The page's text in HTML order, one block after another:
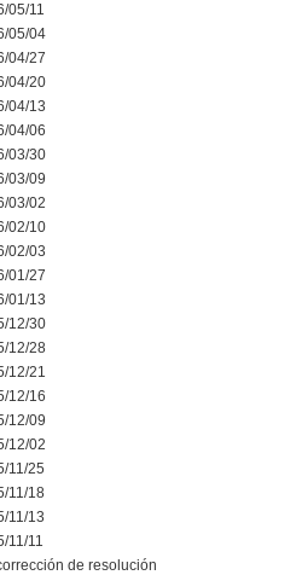
05/11
05/04
04/27
04/20
04/13
04/06
03/30
03/09
03/02
02/10
02/03
01/27
01/13
12/30
12/28
12/21
12/16
12/09
12/02
11/25
11/18
11/13
11/11
de resolución